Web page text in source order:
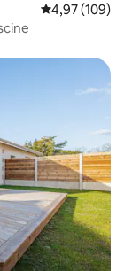
Évaluation
4,97 (109)